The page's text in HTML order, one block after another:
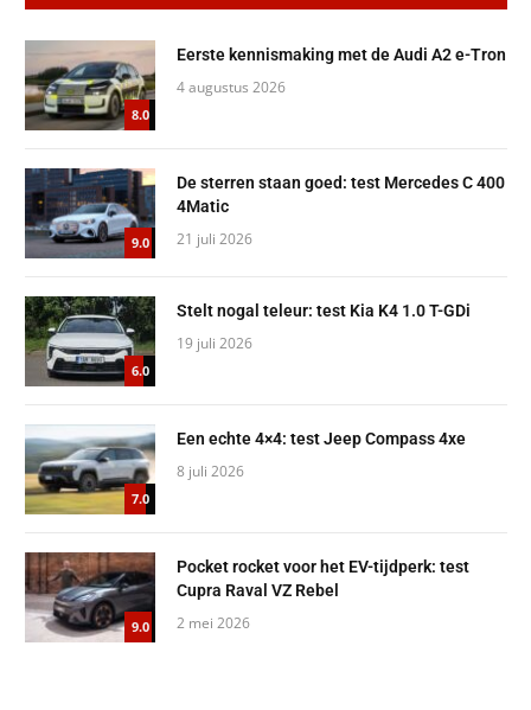
8.0
Eerste kennismaking met de Audi A2 e-Tron
4 augustus 2026
9.0
De sterren staan goed: test Mercedes C 400
4Matic
21 juli 2026
6.0
Stelt nogal teleur: test Kia K4 1.0 T-GDi
19 juli 2026
7.0
Een echte 4×4: test Jeep Compass 4xe
8 juli 2026
9.0
Pocket rocket voor het EV-tijdperk: test
Cupra Raval VZ Rebel
2 mei 2026